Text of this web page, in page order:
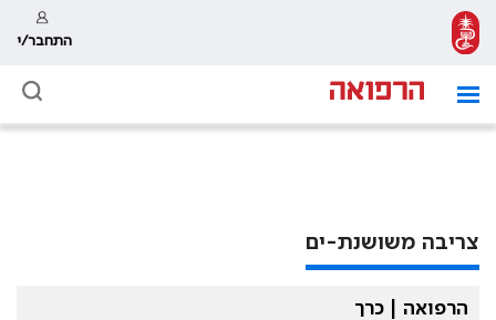
התחבר/י
צריבה משושנת-ים
הרפואה | כרך